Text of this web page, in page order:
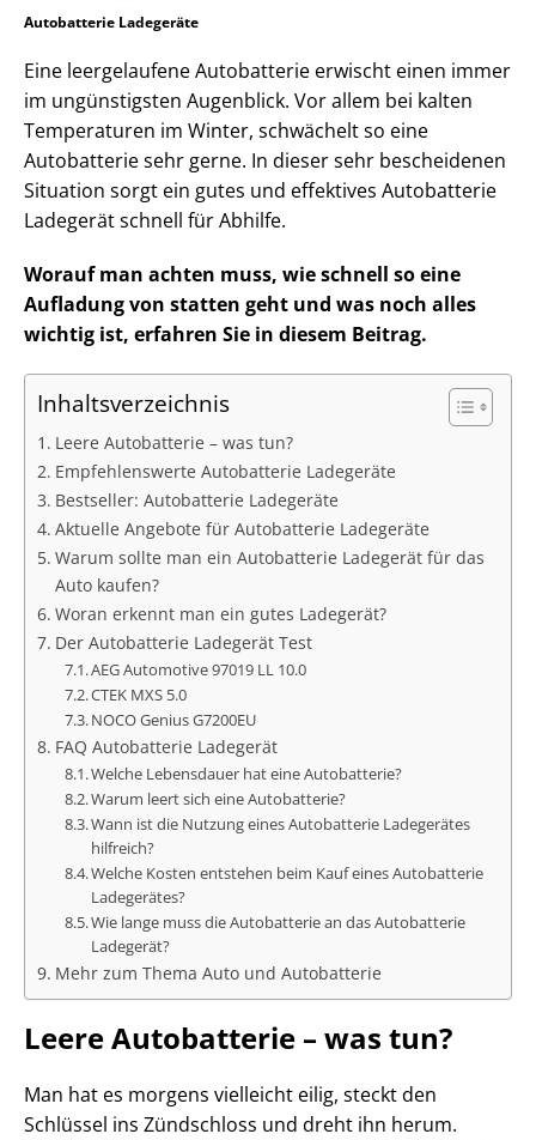
Autobatterie Ladegeräte
Eine leergelaufene Autobatterie erwischt einen immer
im ungünstigsten Augenblick. Vor allem bei kalten
Temperaturen im Winter, schwächelt so eine
Autobatterie sehr gerne. In dieser sehr bescheidenen
Situation sorgt ein gutes und effektives Autobatterie
Ladegerät schnell für Abhilfe.
Worauf man achten muss, wie schnell so eine
Aufladung von statten geht und was noch alles
wichtig ist, erfahren Sie in diesem Beitrag.
Inhaltsverzeichnis
Leere Autobatterie – was tun?
Empfehlenswerte Autobatterie Ladegeräte
Bestseller: Autobatterie Ladegeräte
Aktuelle Angebote für Autobatterie Ladegeräte
Warum sollte man ein Autobatterie Ladegerät für das
Auto kaufen?
Woran erkennt man ein gutes Ladegerät?
Der Autobatterie Ladegerät Test
AEG Automotive 97019 LL 10.0
CTEK MXS 5.0
NOCO Genius G7200EU
FAQ Autobatterie Ladegerät
Welche Lebensdauer hat eine Autobatterie?
Warum leert sich eine Autobatterie?
Wann ist die Nutzung eines Autobatterie Ladegerätes
hilfreich?
Welche Kosten entstehen beim Kauf eines Autobatterie
Ladegerätes?
Wie lange muss die Autobatterie an das Autobatterie
Ladegerät?
Mehr zum Thema Auto und Autobatterie
Leere Autobatterie – was tun?
Man hat es morgens vielleicht eilig, steckt den
Schlüssel ins Zündschloss und dreht ihn herum.